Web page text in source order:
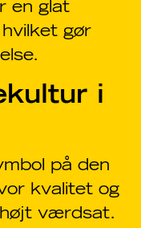
en glat
gør
i
på den
kvalitet og
værdsat.